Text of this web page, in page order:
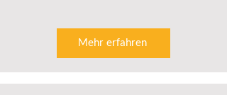
Mehr erfahren